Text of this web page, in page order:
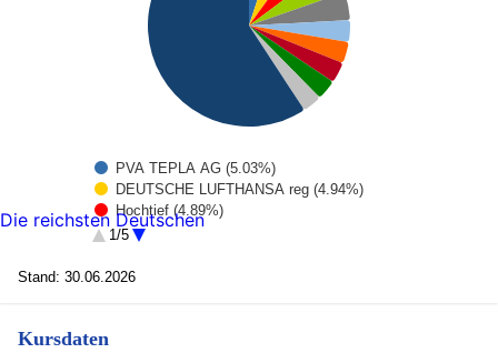
PVA TEPLA AG (5.03%)
DEUTSCHE LUFTHANSA reg (4.94%)
Hochtief (4.89%)
Do and Co Restaurants and Catering (4.78%)
NORDEX SE ROSTOCK/KONV (3.48%)
1/5
Stand: 30.06.2026
Kursdaten
Die reichsten Deutschen